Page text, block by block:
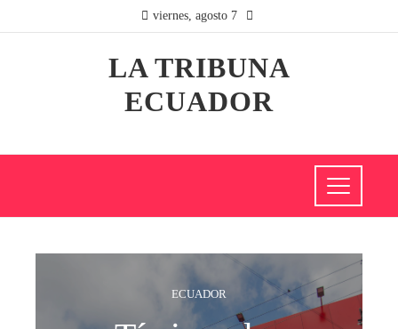
viernes, agosto 7
LA TRIBUNA
ECUADOR
ECUADOR